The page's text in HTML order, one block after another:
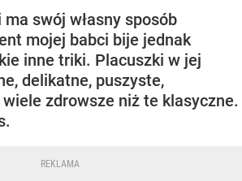
swój własny sposób
mojej babci bije jednak
inne triki. Placuszki w jej
delikatne, puszyste,
zdrowsze niż te klasyczne.